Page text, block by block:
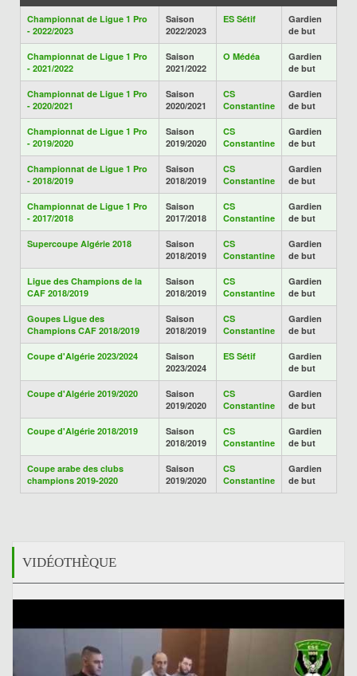
Championnat de Ligue 1 Pro
- 2022/2023
Saison
2022/2023
ES Sétif
Gardien
de but
Championnat de Ligue 1 Pro
- 2021/2022
Saison
2021/2022
O Médéa
Gardien
de but
Championnat de Ligue 1 Pro
- 2020/2021
Saison
2020/2021
CS
Constantine
Gardien
de but
Championnat de Ligue 1 Pro
- 2019/2020
Saison
2019/2020
CS
Constantine
Gardien
de but
Championnat de Ligue 1 Pro
- 2018/2019
Saison
2018/2019
CS
Constantine
Gardien
de but
Championnat de Ligue 1 Pro
- 2017/2018
Saison
2017/2018
CS
Constantine
Gardien
de but
Supercoupe Algérie 2018
Saison
2018/2019
CS
Constantine
Gardien
de but
Ligue des Champions de la
CAF 2018/2019
Saison
2018/2019
CS
Constantine
Gardien
de but
Goupes Ligue des
Champions CAF 2018/2019
Saison
2018/2019
CS
Constantine
Gardien
de but
Coupe d'Algérie 2023/2024
Saison
2023/2024
ES Sétif
Gardien
de but
Coupe d'Algérie 2019/2020
Saison
2019/2020
CS
Constantine
Gardien
de but
Coupe d'Algérie 2018/2019
Saison
2018/2019
CS
Constantine
Gardien
de but
Coupe arabe des clubs
champions 2019-2020
Saison
2019/2020
CS
Constantine
Gardien
de but
VIDÉOTHÈQUE